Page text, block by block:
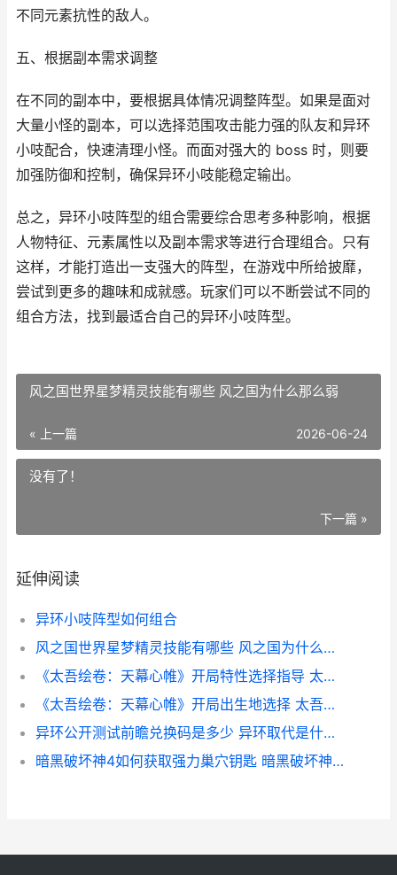
不同元素抗性的敌人。
五、根据副本需求调整
在不同的副本中，要根据具体情况调整阵型。如果是面对
大量小怪的副本，可以选择范围攻击能力强的队友和异环
小吱配合，快速清理小怪。而面对强大的 boss 时，则要
加强防御和控制，确保异环小吱能稳定输出。
总之，异环小吱阵型的组合需要综合思考多种影响，根据
人物特征、元素属性以及副本需求等进行合理组合。只有
这样，才能打造出一支强大的阵型，在游戏中所给披靡，
尝试到更多的趣味和成就感。玩家们可以不断尝试不同的
组合方法，找到最适合自己的异环小吱阵型。
风之国世界星梦精灵技能有哪些 风之国为什么那么弱
« 上一篇 2026-06-24
没有了！
下一篇 »
延伸阅读
异环小吱阵型如何组合
风之国世界星梦精灵技能有哪些 风之国为什么那么弱
《太吾绘卷：天幕心帷》开局特性选择指导 太吾绘卷天幕心帷修改器
《太吾绘卷：天幕心帷》开局出生地选择 太吾绘卷天劫符箓怎么得
异环公开测试前瞻兑换码是多少 异环取代是什么意思
暗黑破坏神4如何获取强力巢穴钥匙 暗黑破坏神4如何欢呼